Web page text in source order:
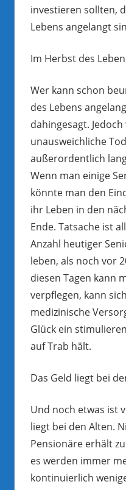
investieren sollten,
Lebens angelangt
Im Herbst des
Wer kann schon
des Lebens
dahingesagt.
unausweichliche
außerordentlich
Wenn man einige
könnte man den
ihr Leben in den
Ende. Tatsache ist
Anzahl heutiger
leben, als noch vor
diesen Tagen kann
verpflegen, kann
medizinische
Glück ein
auf Trab hält.
Das Geld liegt bei
Und noch etwas ist
liegt bei den Alten.
Pensionäre erhält
es werden immer
kontinuierlich